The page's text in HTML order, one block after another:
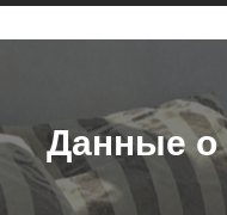
Данные о